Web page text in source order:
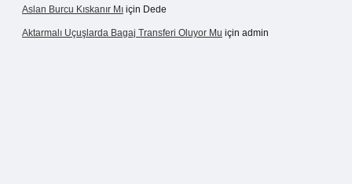
Aslan Burcu Kıskanır Mı için Dede
Aktarmalı Uçuşlarda Bagaj Transferi Oluyor Mu için admin